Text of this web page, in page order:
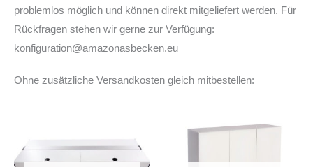
Verklebung
problemlos möglich und können direkt mitgeliefert werden. Für
Rückfragen stehen wir gerne zur Verfügung:
konfiguration@amazonasbecken.eu
Ohne zusätzliche Versandkosten gleich mitbestellen: